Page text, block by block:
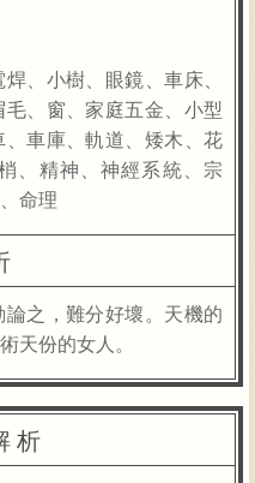
、小樹、眼鏡、車床、
、窗、家庭五金、小型
車庫、軌道、矮木、花
、精神、神經系統、宗
命理
之，難分好壞。天機的
天份的女人。
析